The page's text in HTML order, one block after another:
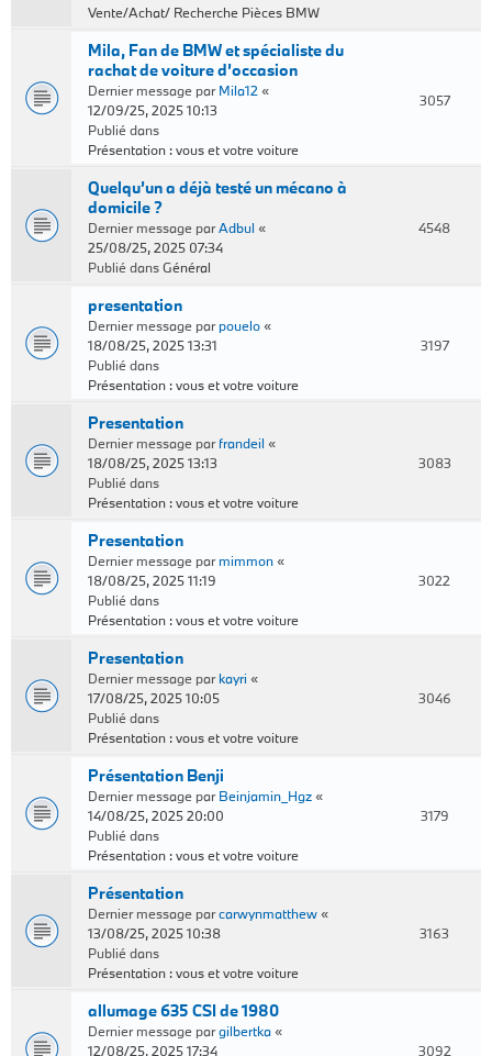
Vente/Achat/ Recherche Pièces BMW
Mila, Fan de BMW et spécialiste du
rachat de voiture d’occasion
Dernier message parMila12 «
12/09/25, 2025 10:13
Publié dans
Présentation : vous et votre voiture
3057
Quelqu’un a déjà testé un mécano à
domicile ?
Dernier message parAdbul «
25/08/25, 2025 07:34
Publié dansGénéral
4548
presentation
Dernier message parpouelo«
18/08/25, 2025 13:31
Publié dans
Présentation : vous et votre voiture
3197
Presentation
Dernier message parfrandeil «
18/08/25, 2025 13:13
Publié dans
Présentation : vous et votre voiture
3083
Presentation
Dernier message parmimmon«
18/08/25, 2025 11:19
Publié dans
Présentation : vous et votre voiture
3022
Presentation
Dernier message parkayri «
17/08/25, 2025 10:05
Publié dans
Présentation : vous et votre voiture
3046
Présentation Benji
Dernier message parBeinjamin_Hgz«
14/08/25, 2025 20:00
Publié dans
Présentation : vous et votre voiture
3179
Présentation
Dernier message parcarwynmatthew«
13/08/25, 2025 10:38
Publié dans
Présentation : vous et votre voiture
3163
allumage 635 CSI de 1980
Dernier message pargilbertka«
12/08/25, 2025 17:34
3092